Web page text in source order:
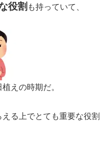
役割 も持っていて、
えの時期だ。
る上でとても重要な役割